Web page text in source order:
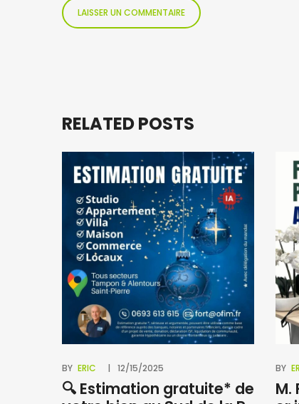
RELATED POSTS
BY ERIC 12/15/2025
🔍 Estimation gratuite* de
BY
M.